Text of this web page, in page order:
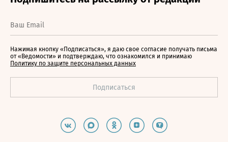
Нажимая кнопку «Подписаться», я даю свое согласие получать письма
от «Ведомости» и подтверждаю, что ознакомился и принимаю
Политику по защите персональных данных